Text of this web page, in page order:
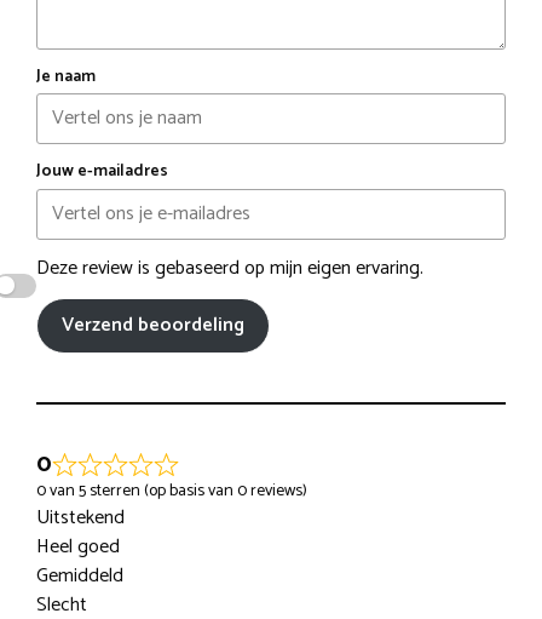
Je naam
Jouw e-mailadres
Deze review is gebaseerd op mijn eigen ervaring.
Verzend beoordeling
0
0 van 5 sterren (op basis van 0 reviews)
Uitstekend
Heel goed
Gemiddeld
Slecht